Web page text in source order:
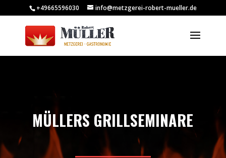
+49665596030 info@metzgerei-robert-mueller.de
MÜLLERS GRILLSEMINARE